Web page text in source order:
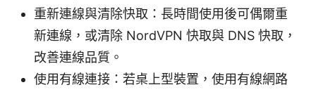
重新連線與清除快取：長時間使用後可偶爾重
新連線，或清除 NordVPN 快取與 DNS 快取，
改善連線品質。
使用有線連接：若桌上型裝置，使用有線網路